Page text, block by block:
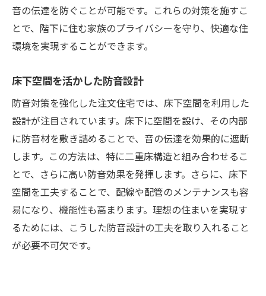
音の伝達を防ぐことが可能です。これらの対策を施すこ
とで、階下に住む家族のプライバシーを守り、快適な住
環境を実現することができます。
床下空間を活かした防音設計
防音対策を強化した注文住宅では、床下空間を利用した
設計が注目されています。床下に空間を設け、その内部
に防音材を敷き詰めることで、音の伝達を効果的に遮断
します。この方法は、特に二重床構造と組み合わせるこ
とで、さらに高い防音効果を発揮します。さらに、床下
空間を工夫することで、配線や配管のメンテナンスも容
易になり、機能性も高まります。理想の住まいを実現す
るためには、こうした防音設計の工夫を取り入れること
が必要不可欠です。